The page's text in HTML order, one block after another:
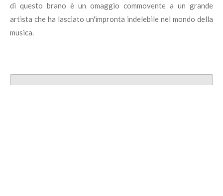
di questo brano è un omaggio commovente a un grande
artista che ha lasciato un'impronta indelebile nel mondo della
musica.
Crea il tuo sito web con